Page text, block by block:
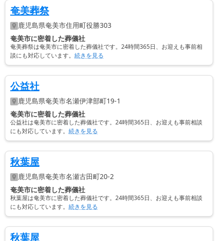
奄美葬祭
鹿児島県奄美市住用町役勝303
奄美市に密着した葬儀社
奄美葬祭は奄美市に密着した葬儀社です。24時間365日、お迎えも事前相
談にも対応しています。 続きを見る
公益社
鹿児島県奄美市名瀬伊津部町19-1
奄美市に密着した葬儀社
公益社は奄美市に密着した葬儀社です。24時間365日、お迎えも事前相談
にも対応しています。 続きを見る
秋葉屋
鹿児島県奄美市名瀬古田町20-2
奄美市に密着した葬儀社
秋葉屋は奄美市に密着した葬儀社です。24時間365日、お迎えも事前相談
にも対応しています。 続きを見る
秋葉屋